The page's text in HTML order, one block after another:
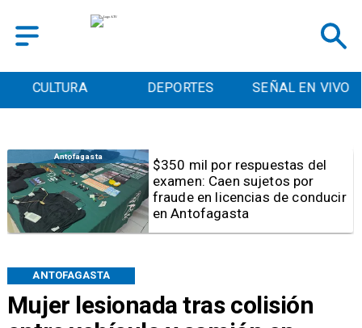
CULTURA DEPORTES SEÑAL EN VIVO
Mujer lesionada tras colisión
ANTOFAGASTA
Antofagasta
Piden enviar reclamos a los
bancos: Seremi coordina
acciones por cobros irregulares
en TransAntofagasta